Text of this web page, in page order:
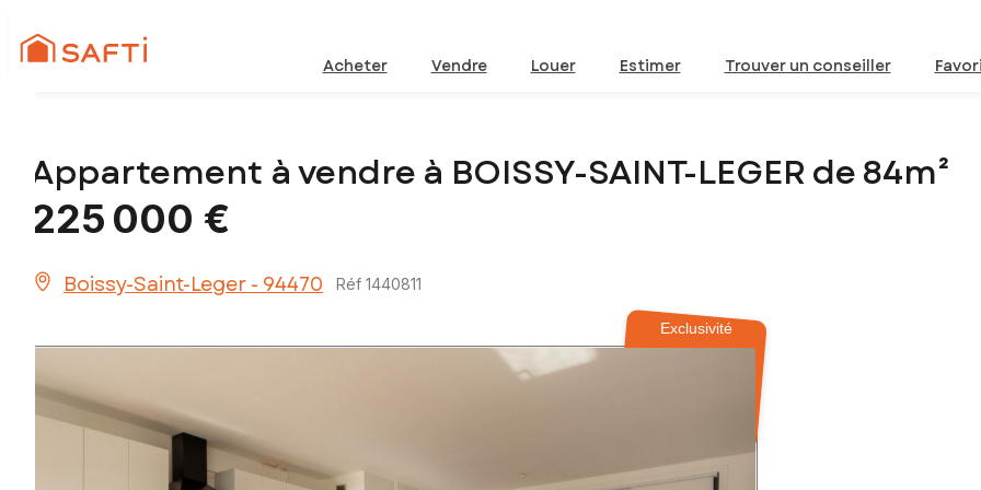
Acheter Vendre Louer Estimer Trouver un conseiller
Appartement à vendre à BOISSY-SAINT-LEGER de 84m²
225 000 €
Boissy-Saint-Leger - 94470 Réf 1440811
Exclusivité